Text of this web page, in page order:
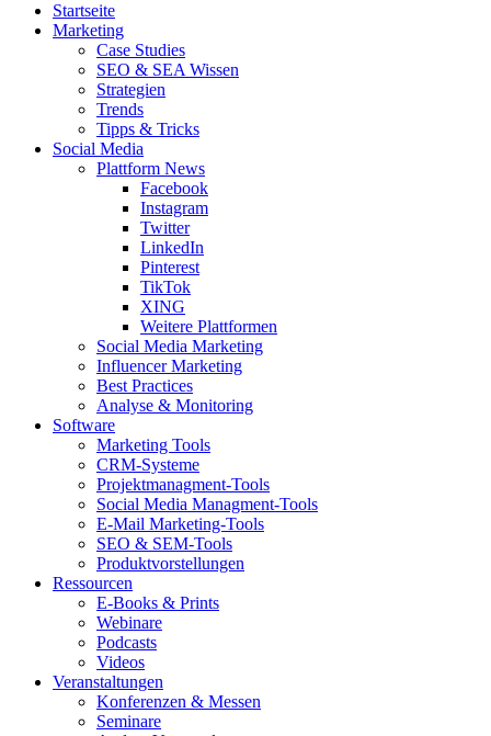
Startseite
Marketing
Case Studies
SEO & SEA Wissen
Strategien
Trends
Tipps & Tricks
Social Media
Plattform News
Facebook
Instagram
Twitter
LinkedIn
Pinterest
TikTok
XING
Weitere Plattformen
Social Media Marketing
Influencer Marketing
Best Practices
Analyse & Monitoring
Software
Marketing Tools
CRM-Systeme
Projektmanagment-Tools
Social Media Managment-Tools
E-Mail Marketing-Tools
SEO & SEM-Tools
Produktvorstellungen
Ressourcen
E-Books & Prints
Webinare
Podcasts
Videos
Veranstaltungen
Konferenzen & Messen
Seminare